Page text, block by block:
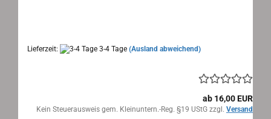
Lieferzeit: 3-4 Tage (Ausland abweichend)
ab 16,00 EUR
Kein Steuerausweis gem. Kleinuntern.-Reg. §19 UStG zzgl. Versand